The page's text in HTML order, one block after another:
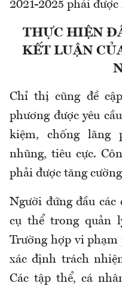
2021-2025 phải
THỰC HIỆN
KẾT LUẬN
Chỉ thị cũng đề
phương được yêu
kiệm, chống lãng
nhũng, tiêu cực.
phải được tăng
Người đứng đầu
cụ thể trong quản
Trường hợp vi phạm
xác định trách
Các tập thể, cá